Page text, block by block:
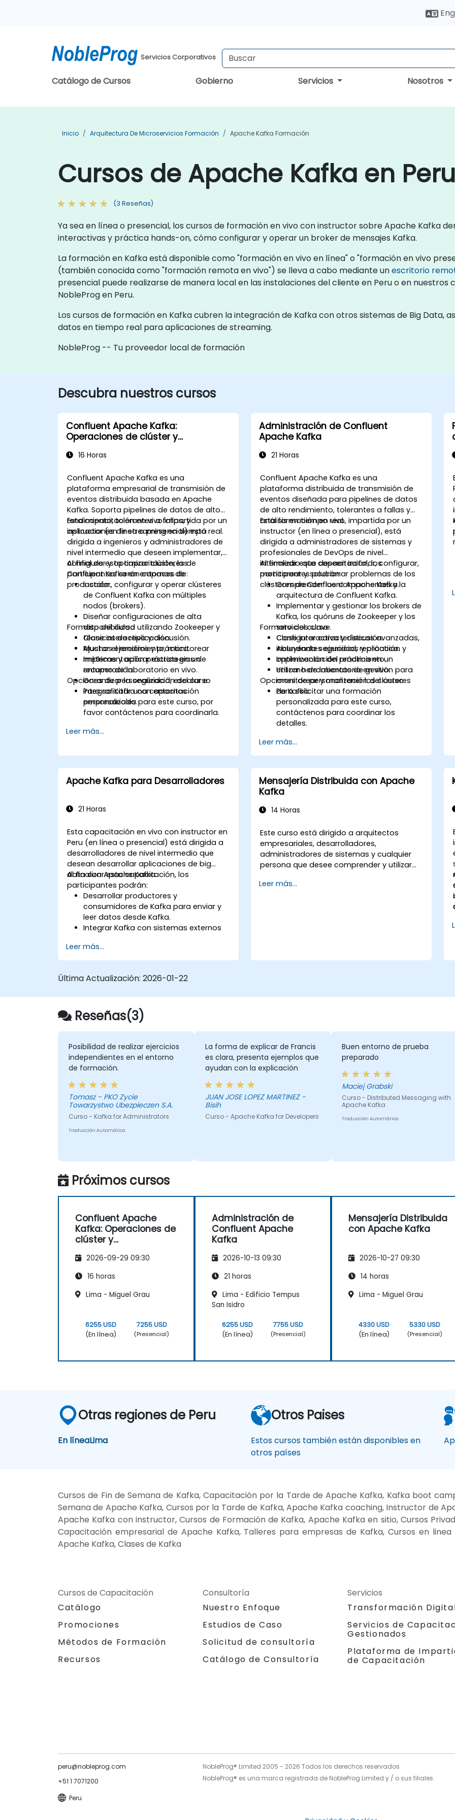
Servicios Corporativos
Catálogo de Cursos Gobierno Servicios Nosotros
Inicio Arquitectura De Microservicios Formación Apache Kafka Formación
Cursos de Apache Kafka en Peru
(3 Reseñas)
Ya sea en línea o presencial, los cursos de formación en vivo con instructor sobre Apache Kafka
interactivas y práctica hands-on, cómo configurar y operar un broker de mensajes Kafka.
La formación en Kafka está disponible como "formación en vivo en línea" o "formación en vivo
(también conocida como "formación remota en vivo") se lleva a cabo mediante unescritorio
presencial puede realizarse de manera local en las instalaciones del cliente en Peru o en
NobleProg en Peru.
Los cursos de formación en Kafka cubren la integración de Kafka con otros sistemas de Big Data,
datos en tiempo real para aplicaciones de streaming.
NobleProg -- Tu proveedor local de formación
Descubra nuestros cursos
Confluent Apache Kafka:
Operaciones de clúster y
16 Horas
Confluent Apache Kafka es una
plataforma empresarial de transmisión de
eventos distribuida basada en Apache
Kafka. Soporta pipelines de datos de alto
rendimiento, tolerantes a fallas, y
aplicaciones de streaming en tiempo real.
Esta capacitación en vivo impartida por un
instructor (en línea o presencial) está
dirigida a ingenieros y administradores de
nivel intermedio que deseen implementar,
configurar y optimizar clústeres de
Confluent Kafka en entornos de
producción.
Al final de esta capacitación, los
participantes serán capaces de:
Instalar, configurar y operar clústeres
de Confluent Kafka con múltiples
nodos (brokers).
Diseñar configuraciones de alta
disponibilidad utilizando Zookeeper y
técnicas de replicación.
Ajustar el rendimiento, monitorear
métricas y aplicar estrategias de
recuperación.
Garantizar la seguridad, escalar e
integrar Kafka con entornos
empresariales.
Formato del curso
Clase interactiva y discusión.
Muchos ejercicios y práctica.
Implementación práctica en un
entorno de laboratorio en vivo.
Opciones de personalización del curso
Para solicitar una capacitación
personalizada para este curso, por
favor contáctenos para coordinarla.
Leer más...
Administración de Confluent
Apache Kafka
21 Horas
Confluent Apache Kafka es una
plataforma distribuida de transmisión de
eventos diseñada para pipelines de datos
de alto rendimiento, tolerantes a fallas y
análisis en tiempo real.
Esta formación en vivo, impartida por un
instructor (en línea o presencial), está
dirigida a administradores de sistemas y
profesionales de DevOps de nivel
intermedio que deseen instalar, configurar,
monitorear y solucionar problemas de los
clústeres de Confluent Apache Kafka.
Al finalizar esta capacitación, los
participantes podrán:
Comprender los componentes y la
arquitectura de Confluent Kafka.
Implementar y gestionar los brokers de
Kafka, los quóruns de Zookeeper y los
servicios clave.
Configurar características avanzadas,
incluyendo seguridad, replicación y
optimización del rendimiento.
Utilizar herramientas de gestión para
monitorear y mantener los clústeres
de Kafka.
Formato del curso
Clase interactiva y discusión.
Abundantes ejercicios y práctica.
Implementación práctica en un
entorno de laboratorio en vivo.
Opciones de personalización del curso
Para solicitar una formación
personalizada para este curso,
contáctenos para coordinar los
detalles.
Leer más...
Apache Kafka para Desarrolladores
21 Horas
Esta capacitación en vivo con instructor en
Peru (en línea o presencial) está dirigida a
desarrolladores de nivel intermedio que
desean desarrollar aplicaciones de big
data con Apache Kafka.
Al finalizar esta capacitación, los
participantes podrán:
Desarrollar productores y
consumidores de Kafka para enviar y
leer datos desde Kafka.
Integrar Kafka con sistemas externos
Escribir aplicaciones de transmisión
con Kafka Streams y ksqlDB.
Kafka con Confluent Cloud para
Ganar experiencia práctica a través de
ejercicios hands-on y casos de uso
reales.
Leer más...
Mensajería Distribuida con Apache
Kafka
14 Horas
Este curso está dirigido a arquitectos
empresariales, desarrolladores,
administradores de sistemas y cualquier
persona que desee comprender y utilizar
alta capacidad. Si tiene requisitos más
Leer más...
Última Actualización: 2026-01-22
Reseñas(3)
Posibilidad de realizar ejercicios
independientes en el entorno
de formación.
Tomasz - PKO Zycie
Towarzystwo Ubezpieczen S.A.
Curso - Kafka for Administrators
Traducción Automática
La forma de explicar de Francis
es clara, presenta ejemplos que
ayudan con la explicación
JUAN JOSE LOPEZ MARTINEZ -
Bisih
Curso - Apache Kafka for Developers
Buen entorno de prueba
preparado
Maciej Grabski
Curso - Distributed Messaging with
Apache Kafka
Traducción Automática
Próximos cursos
Confluent Apache
Kafka: Operaciones de
clúster y
2026-09-29 09:30
16 horas
Lima - Miguel Grau
6255 USD
(En línea)
7255 USD
(Presencial)
Administración de
Confluent Apache
Kafka
2026-10-13 09:30
21 horas
Lima - Edificio Tempus
San Isidro
6255 USD
(En línea)
7755 USD
(Presencial)
Mensajería Distribuida
con Apache Kafka
2026-10-27 09:30
14 horas
Lima - Miguel Grau
4330 USD
(En línea)
5330 USD
(Presencial)
Otras regiones de Peru
En líneaLima
Otros Paises
Estos cursos también están disponibles en
otros países
Cursos de Fin de Semana de Kafka, Capacitación por la Tarde de Apache Kafka, Kafka boot
Semana de Apache Kafka, Cursos por la Tarde de Kafka, Apache Kafka coaching, Instructor de
Apache Kafka con instructor, Cursos de Formación de Kafka, Apache Kafka en sitio, Cursos
Capacitación empresarial de Apache Kafka, Talleres para empresas de Kafka, Cursos en
Apache Kafka, Clases de Kafka
Cursos de Capacitación
Catálogo
Promociones
Métodos de Formación
Recursos
Consultoría
Nuestro Enfoque
Estudios de Caso
Solicitud de consultoría
Catálogo de Consultoría
Servicios
Transformación
Servicios de
Gestionados
Plataforma de
de Capacitación
peru@nobleprog.com
+51 1 7071200
Peru
NobleProg® Limited 2005 - 2026 Todos los derechos reservados
NobleProg® es una marca registrada de NobleProg Limited y / o sus filiales.